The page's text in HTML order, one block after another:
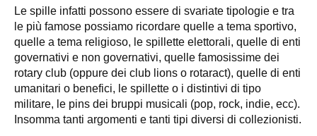
Le spille infatti possono essere di svariate tipologie e tra
le più famose possiamo ricordare quelle a tema sportivo,
quelle a tema religioso, le spillette elettorali, quelle di enti
governativi e non governativi, quelle famosissime dei
rotary club (oppure dei club lions o rotaract), quelle di enti
umanitari o benefici, le spillette o i distintivi di tipo
militare, le pins dei bruppi musicali (pop, rock, indie, ecc).
Insomma tanti argomenti e tanti tipi diversi di collezionisti.